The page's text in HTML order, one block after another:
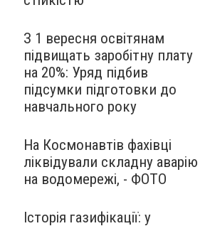
З 1 вересня освітянам
підвищать заробітну плату
на 20%: Уряд підбив
підсумки підготовки до
навчального року
На Космонавтів фахівці
ліквідували складну аварію
на водомережі, - ФОТО
Історія газифікації: у